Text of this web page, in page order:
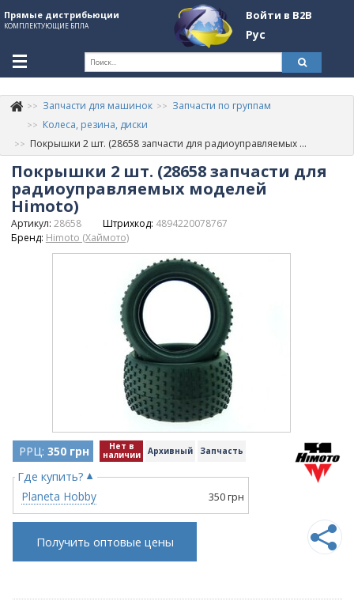
Прямые дистрибьюции
КОМПЛЕКТУЮЩИЕ БПЛА
Войти в B2B
Рус
+380507774092
Информация о компании
About Company
Обзоры
Категории
Запчасти для машинок
Запчасти по группам
Колеса, резина, диски
Покрышки 2 шт. (28658 запчасти для радиоуправляемых моделей Himoto)
Покрышки 2 шт. (28658 запчасти для
радиоуправляемых моделей
Himoto)
Артикул: 28658 Штрихкод: 4894220078767
Бренд: Himoto (Хаймото)
РРЦ: 350 грн Нет в
наличии Архивный Запчасть
Где купить?
Planeta Hobby 350 грн
Получить оптовые цены